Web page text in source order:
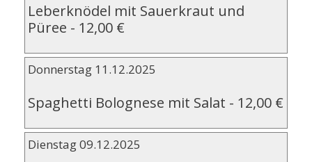
Leberknödel mit Sauerkraut und
Püree - 12,00 €
Donnerstag 11.12.2025
Spaghetti Bolognese mit Salat - 12,00 €
Dienstag 09.12.2025